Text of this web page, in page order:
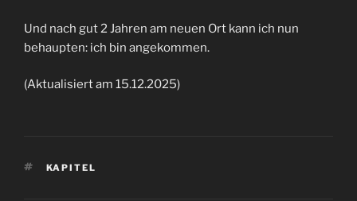
Und nach gut 2 Jahren am neuen Ort kann ich nun
behaupten: ich bin angekommen.
(Aktualisiert am 15.12.2025)
SCHLAGWÖRTER
KAPITEL